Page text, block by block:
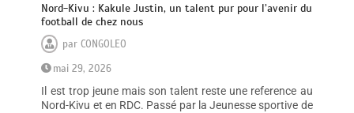
Nord-Kivu : Kakule Justin, un talent pur pour l’avenir du
football de chez nous
parCONGOLEO
mai 29, 2026
Il est trop jeune mais son talent reste une reference au
Nord-Kivu et en RDC. Passé par la Jeunesse sportive de